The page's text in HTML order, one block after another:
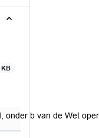
KB
b van de Wet